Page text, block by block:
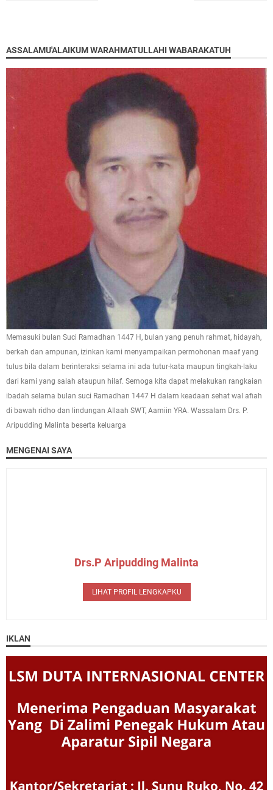
ASSALAMU'ALAIKUM WARAHMATULLAHI WABARAKATUH
Memasuki bulan Suci Ramadhan 1447 H, bulan yang penuh rahmat, hidayah,
berkah dan ampunan, izinkan kami menyampaikan permohonan maaf yang
tulus bila dalam berinteraksi selama ini ada tutur-kata maupun tingkah-laku
dari kami yang salah ataupun hilaf. Semoga kita dapat melakukan rangkaian
ibadah selama bulan suci Ramadhan 1447 H dalam keadaan sehat wal afiah
di bawah ridho dan lindungan Allaah SWT, Aamiin YRA. Wassalam Drs. P.
Aripudding Malinta beserta keluarga
MENGENAI SAYA
Drs.P Aripudding Malinta
LIHAT PROFIL LENGKAPKU
IKLAN